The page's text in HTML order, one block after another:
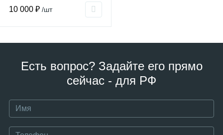
10 000 ₽ /шт
Есть вопрос? Задайте его прямо
сейчас - для РФ